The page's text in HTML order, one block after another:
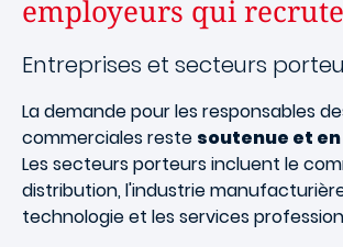
employeurs qui
Entreprises et secteurs
La demande pour les responsables
commerciales reste soutenue et
Les secteurs porteurs incluent le
distribution, l'industrie
technologie et les services